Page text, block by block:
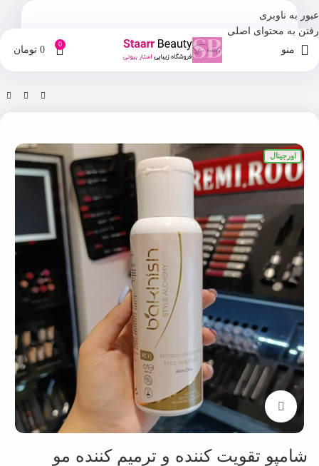
عبور به ناوبری
رفتن به محتوای اصلی
منو 0
0 تومان
فروشگاه شامپو
اورجینال
بزرگنمایی تصویر
شامپو تقویت کننده و ترمیم کننده مو